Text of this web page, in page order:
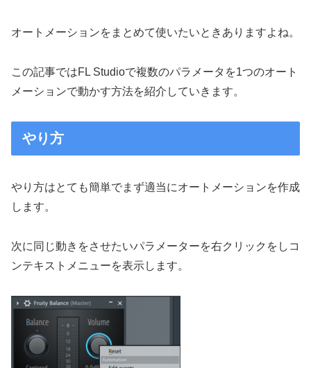
オートメーションをまとめて使いたいときありますよね。
この記事ではFL Studioで複数のパラメータを1つのオート
メーションで動かす方法を紹介していきます。
やり方
やり方はとても簡単でまず適当にオートメーションを作成
します。
次に同じ動きをさせたいパラメーターを右クリックをしコ
ンテキストメニューを表示します。